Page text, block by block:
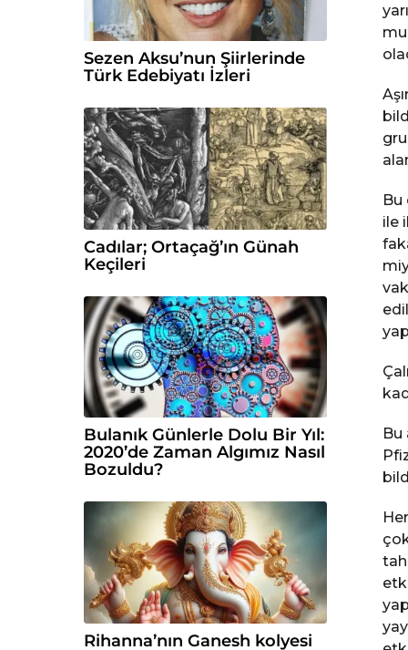
Bu
ile
Bu
Sezen Aksu’nun Şiirlerinde
Türk Edebiyatı İzleri
Cadılar; Ortaçağ’ın Günah
Keçileri
Bulanık Günlerle Dolu Bir Yıl:
2020’de Zaman Algımız Nasıl
Bozuldu?
Rihanna’nın Ganesh kolyesi